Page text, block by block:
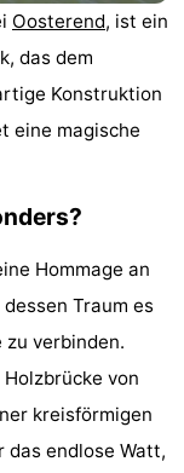
Oosterend, ist ein
das dem
Konstruktion
eine magische
Hommage an
dessen Traum es
zu verbinden.
von
kreisförmigen
das endlose Watt,